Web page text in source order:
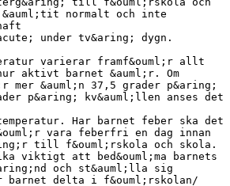
&auml;tit normalt och inte
under tv&aring; dygn.
varierar framf&ouml;r allt
aktivt barnet &auml;r. Om
mer &auml;n 37,5 grader p&aring;
p&aring; kv&auml;llen anses det
Har barnet feber ska det
vara feberfri en dag innan
till f&ouml;rskola och skola.
viktigt att bed&ouml;ma barnets
och st&auml;lla sig
barnet delta i f&ouml;rskolan/